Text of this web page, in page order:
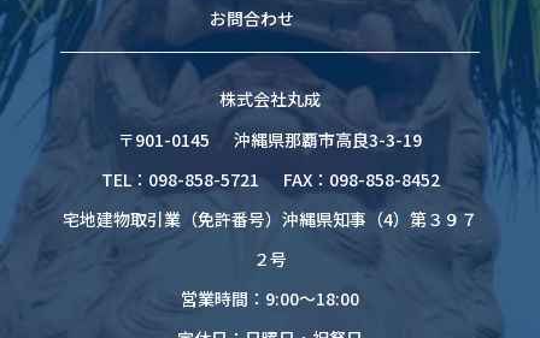
お問合わせ
株式会社丸成
〒901-0145
沖縄県那覇市高良3-3-19
TEL：098-858-5721
FAX：098-858-8452
宅地建物取引業（免許番号）沖縄県知事（4）第３９７
２号
営業時間：9:00～18:00